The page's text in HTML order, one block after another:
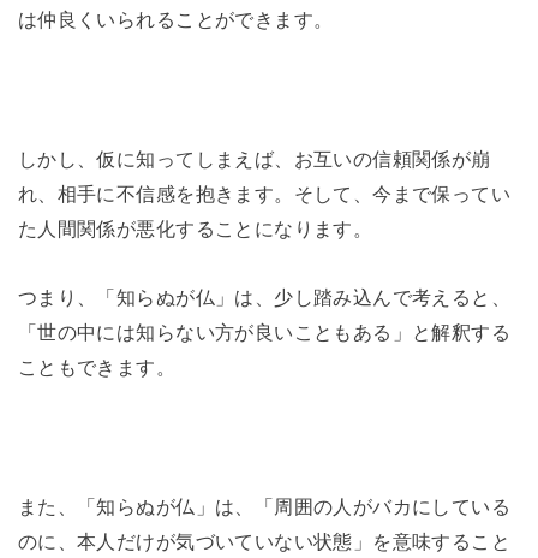
は仲良くいられることができます。
しかし、仮に知ってしまえば、お互いの信頼関係が崩
れ、相手に不信感を抱きます。そして、今まで保ってい
た人間関係が悪化することになります。
つまり、「知らぬが仏」は、少し踏み込んで考えると、
「世の中には知らない方が良いこともある」と解釈する
こともできます。
また、「知らぬが仏」は、「周囲の人がバカにしている
のに、本人だけが気づいていない状態」を意味すること